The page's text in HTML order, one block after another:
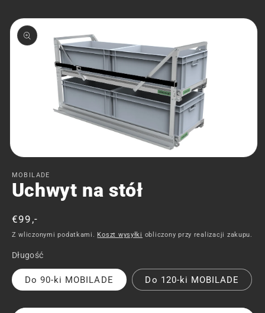
przejść do
informacji
o
produkcie
1
oknie
MOBILADE
Uchwyt na stół
Cena
regularna
€99,-
Z wliczonymi podatkami. Koszt wysyłki obliczony przy realizacji zakupu.
Długość
Do 90-ki MOBILADE Do 120-ki MOBILADE